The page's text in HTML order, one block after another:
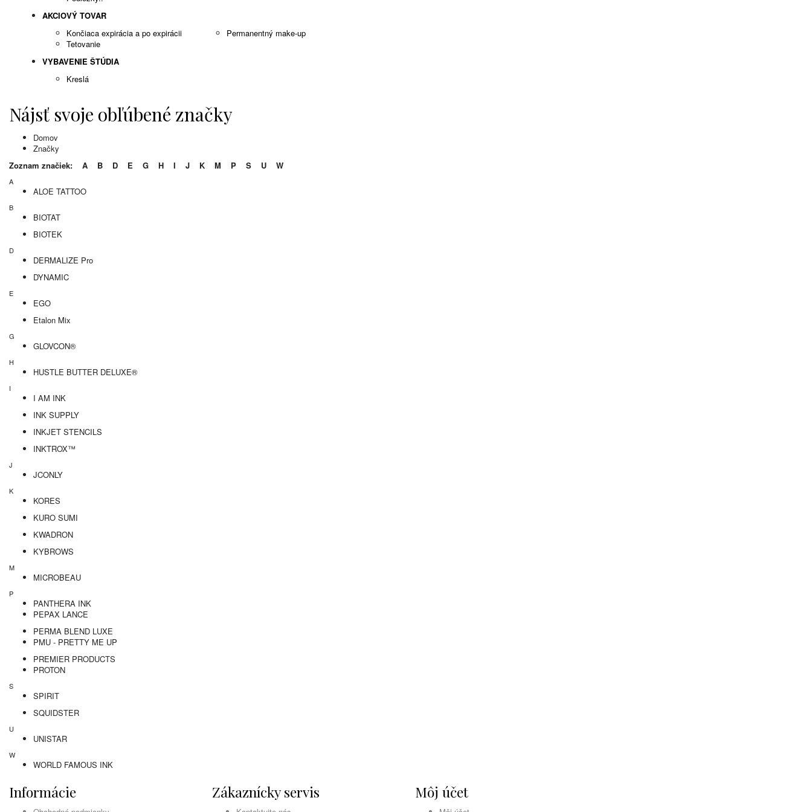
AKCIOVÝ TOVAR
Končiaca expirácia a po expirácii
Tetovanie
Permanentný make-up
VYBAVENIE ŠTÚDIA
Kreslá
Nájsť svoje obľúbené značky
Domov
Značky
Zoznam značiek:
A B D E G H I J K M P S U W
A
ALOE TATTOO
B
BIOTAT
BIOTEK
D
DERMALIZE Pro
DYNAMIC
E
EGO
Etalon Mix
G
GLOVCON®
H
HUSTLE BUTTER DELUXE®
I
I AM INK
INK SUPPLY
INKJET STENCILS
INKTROX™
J
JCONLY
K
KORES
KURO SUMI
KWADRON
KYBROWS
M
MICROBEAU
P
PANTHERA INK
PEPAX LANCE
PERMA BLEND LUXE
PMU - PRETTY ME UP
PREMIER PRODUCTS
PROTON
S
SPIRIT
SQUIDSTER
U
UNISTAR
W
WORLD FAMOUS INK
Informácie Zákaznícky servis Môj účet